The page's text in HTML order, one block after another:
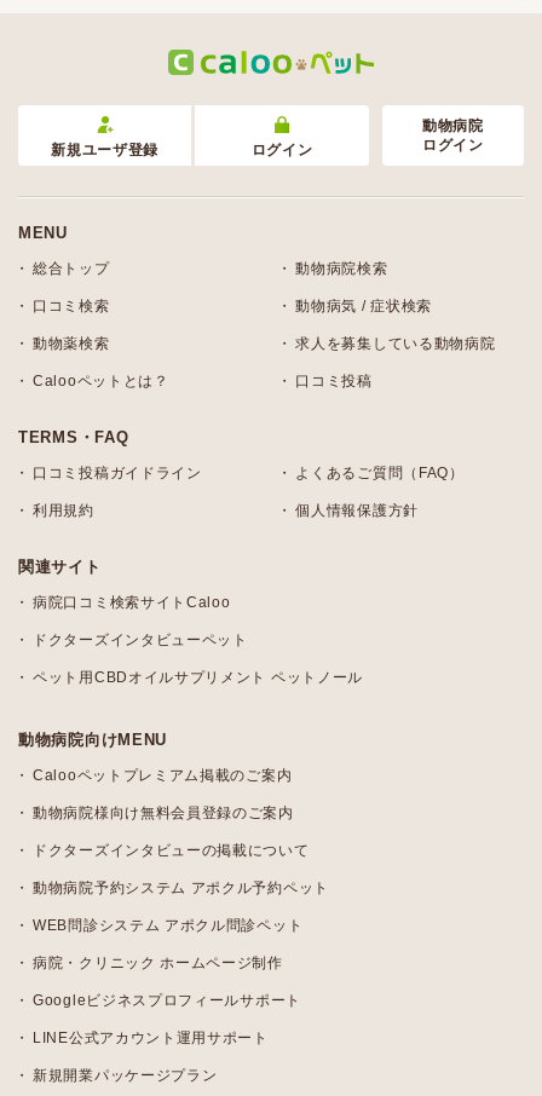
新規ユーザ登録 ログイン
動物病院
ログイン
MENU
総合トップ 動物病院検索
口コミ検索 動物病気 / 症状検索
動物薬検索 求人を募集している動物病院
Calooペットとは？ 口コミ投稿
TERMS・FAQ
口コミ投稿ガイドライン よくあるご質問（FAQ）
利用規約 個人情報保護方針
関連サイト
病院口コミ検索サイトCaloo
ドクターズインタビューペット
ペット用CBDオイルサプリメント ペットノール
動物病院向けMENU
Calooペットプレミアム掲載のご案内
動物病院様向け無料会員登録のご案内
ドクターズインタビューの掲載について
動物病院予約システム アポクル予約ペット
WEB問診システム アポクル問診ペット
病院・クリニック ホームページ制作
Googleビジネスプロフィールサポート
LINE公式アカウント運用サポート
新規開業パッケージプラン